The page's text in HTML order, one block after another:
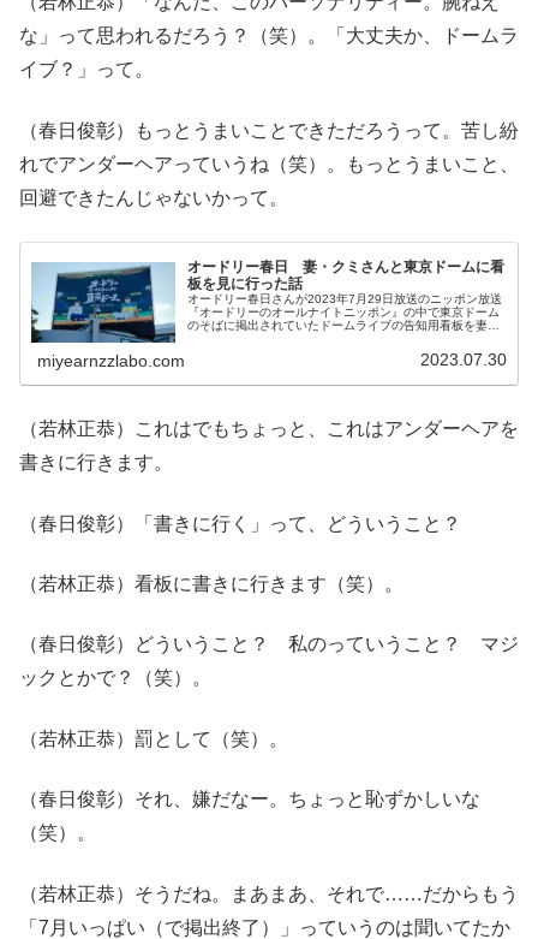
な」って思われるだろう？（笑）。「大丈夫か、ドームラ
イブ？」って。
（春日俊彰）もっとうまいことできただろうって。苦し紛
れでアンダーヘアっていうね（笑）。もっとうまいこと、
回避できたんじゃないかって。
オードリー春日 妻・クミさんと東京ドームに看
板を見に行った話
オードリー春日さんが2023年7月29日放送のニッポン放送
『オードリーのオールナイトニッポン』の中で東京ドーム
のそばに掲出されていたドームライブの告知用看板を妻の
miyearnzzlabo.com 2023.07.30
（若林正恭）これはでもちょっと、これはアンダーヘアを
書きに行きます。
（春日俊彰）「書きに行く」って、どういうこと？
（若林正恭）看板に書きに行きます（笑）。
（春日俊彰）どういうこと？ 私のっていうこと？ マジ
ックとかで？（笑）。
（若林正恭）罰として（笑）。
（春日俊彰）それ、嫌だなー。ちょっと恥ずかしいな
（笑）。
（若林正恭）そうだね。まあまあ、それで……だからもう
「7月いっぱい（で掲出終了）」っていうのは聞いてたか